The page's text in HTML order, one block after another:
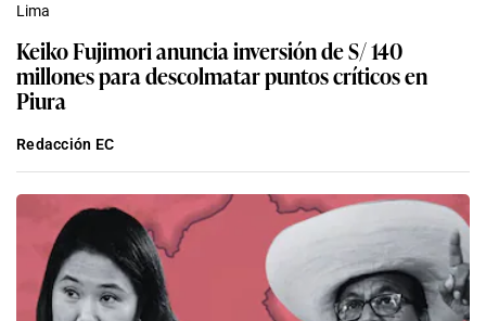
Lima
Keiko Fujimori anuncia inversión de S/ 140
millones para descolmatar puntos críticos en
Piura
Redacción EC